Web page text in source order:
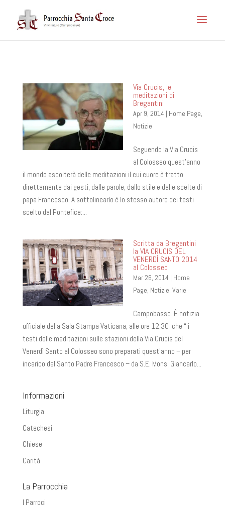
Via Crucis, le
meditazioni di
Bregantini
Apr 9, 2014 | Home Page,
Notizie
Seguendo la Via Crucis
al Colosseo quest’anno
il mondo ascolterà delle meditazioni il cui cuore è tratto
direttamente dai gesti, dalle parole, dallo stile e dalle scelte di
papa Francesco. A sottolinearlo è lo stesso autore dei testi
scelto dal Pontefice:...
Scritta da Bregantini
la VIA CRUCIS DEL
VENERDÌ SANTO 2014
al Colosseo
Mar 26, 2014 | Home
Page, Notizie, Varie
Campobasso. È notizia
ufficiale della Sala Stampa Vaticana, alle ore 12,30 che “ i
testi delle meditazioni sulle stazioni della Via Crucis del
Venerdì Santo al Colosseo sono preparati quest’anno – per
incarico del Santo Padre Francesco – da S.E. Mons. Giancarlo...
Informazioni
Liturgia
Catechesi
Chiese
Carità
La Parrocchia
I Parroci